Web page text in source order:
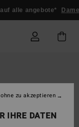
alle angebote* Damen
IHRE DATEN
zu akzeptieren